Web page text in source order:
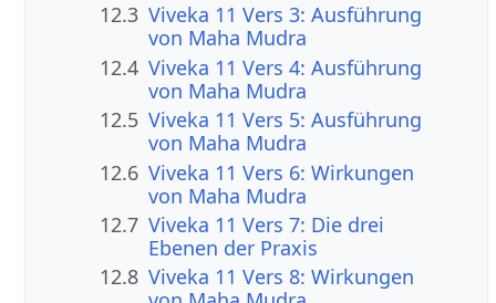
12.3 Viveka 11 Vers 3: Ausführung
von Maha Mudra
12.4 Viveka 11 Vers 4: Ausführung
von Maha Mudra
12.5 Viveka 11 Vers 5: Ausführung
von Maha Mudra
12.6 Viveka 11 Vers 6: Wirkungen
von Maha Mudra
12.7 Viveka 11 Vers 7: Die drei
Ebenen der Praxis
12.8 Viveka 11 Vers 8: Wirkungen